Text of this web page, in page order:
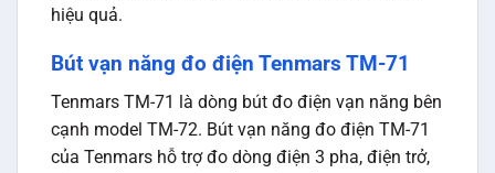
hiệu quả.
Bút vạn năng đo điện Tenmars TM-71
Tenmars TM-71 là dòng bút đo điện vạn năng bên
cạnh model TM-72. Bút vạn năng đo điện TM-71
của Tenmars hỗ trợ đo dòng điện 3 pha, điện trở,